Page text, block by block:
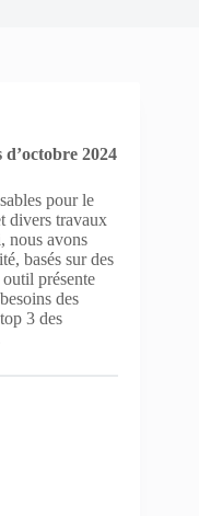
d’octobre 2024
pour le
divers travaux
nous avons
basés sur des
présente
des
3 des